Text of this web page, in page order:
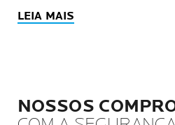
LEIA MAIS
NOSSOS